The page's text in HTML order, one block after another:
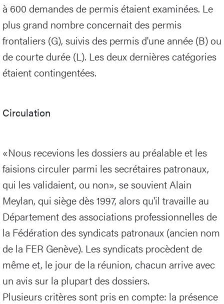
à 600 demandes de permis étaient examinées. Le
plus grand nombre concernait des permis
frontaliers (G), suivis des permis d'une année (B) ou
de courte durée (L). Les deux dernières catégories
étaient contingentées.
Circulation
«Nous recevions les dossiers au préalable et les
faisions circuler parmi les secrétaires patronaux,
qui les validaient, ou non», se souvient Alain
Meylan, qui siège dès 1997, alors qu'il travaille au
Département des associations professionnelles de
la Fédération des syndicats patronaux (ancien nom
de la FER Genève). Les syndicats procèdent de
même et, le jour de la réunion, chacun arrive avec
un avis sur la plupart des dossiers.
Plusieurs critères sont pris en compte: la présence